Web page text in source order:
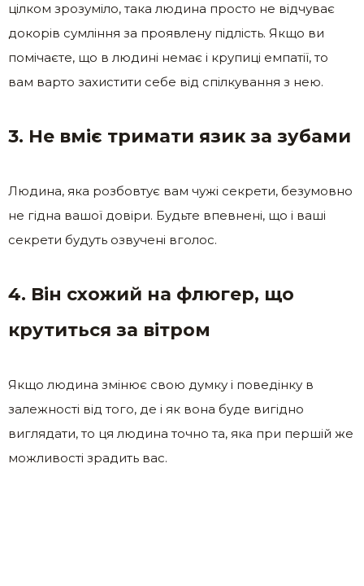
цілком зрозуміло, така людина просто не відчуває
докорів сумління за проявлену підлість. Якщо ви
помічаєте, що в людині немає і крупиці емпатії, то
вам варто захистити себе від спілкування з нею.
3. Не вміє тримати язик за зубами
Людина, яка розбовтує вам чужі секрети, безумовно
не гідна вашої довіри. Будьте впевнені, що і ваші
секрети будуть озвучені вголос.
4. Він схожий на флюгер, що
крутиться за вітром
Якщо людина змінює свою думку і поведінку в
залежності від того, де і як вона буде вигідно
виглядати, то ця людина точно та, яка при першій же
можливості зрадить вас.